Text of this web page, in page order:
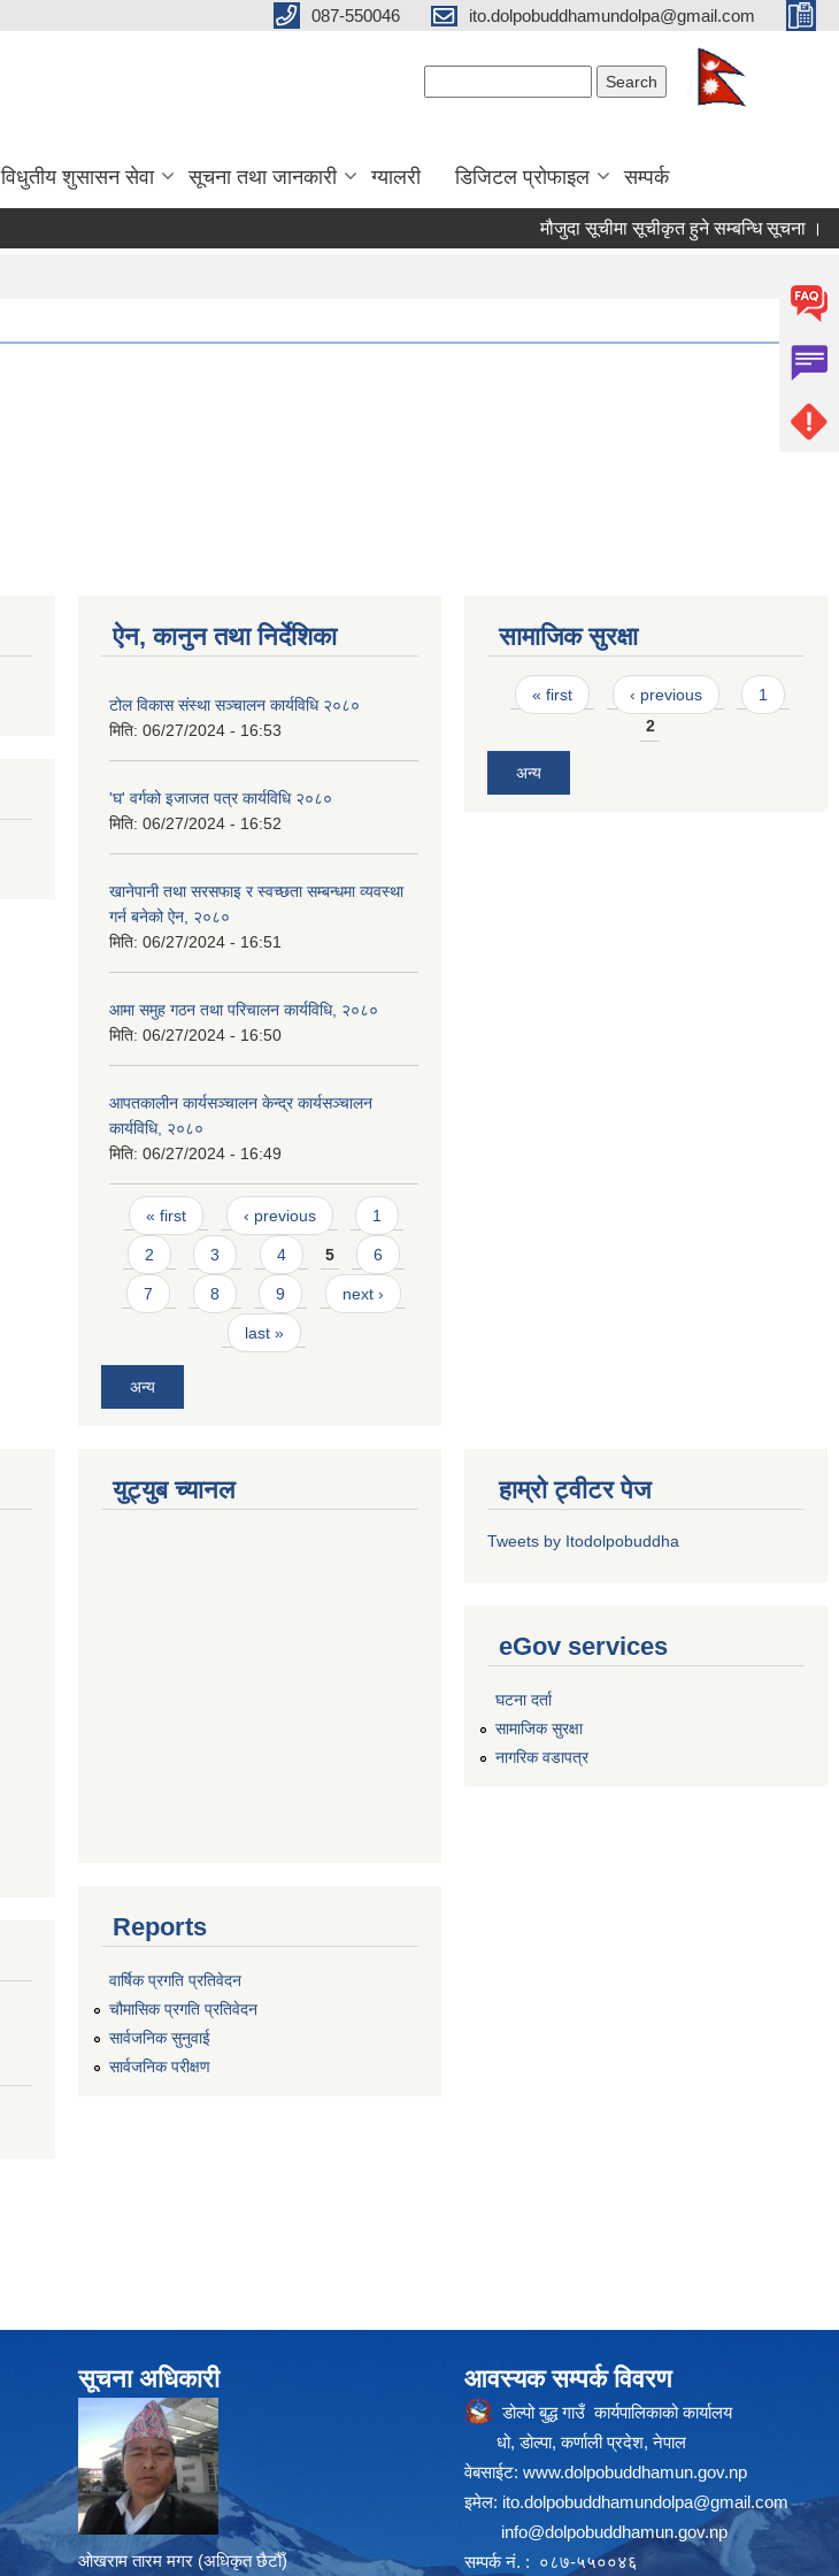
087-550046 ito.dolpobuddhamundolpa@gmail.com
विधुतीय शुसासन सेवा सूचना तथा जानकारी ग्यालरी डिजिटल प्रोफाइल सम्पर्क
मौजुदा सूचीमा सूचीकृत हुने सम्बन्धि सूचना ।
ऐन, कानुन तथा निर्देशिका
टोल विकास संस्था सञ्चालन कार्यविधि २०८०
मिति: 06/27/2024 - 16:53
'घ' वर्गको इजाजत पत्र कार्यविधि २०८०
मिति: 06/27/2024 - 16:52
खानेपानी तथा सरसफाइ र स्वच्छता सम्बन्धमा व्यवस्था
गर्न बनेको ऐन, २०८०
मिति: 06/27/2024 - 16:51
आमा समुह गठन तथा परिचालन कार्यविधि, २०८०
मिति: 06/27/2024 - 16:50
आपतकालीन कार्यसञ्चालन केन्द्र कार्यसञ्चालन
कार्यविधि, २०८०
मिति: 06/27/2024 - 16:49
Pages
« first ‹ previous 1
2 3 4 5 6
7 8 9 next ›
last »
अन्य
सामाजिक सुरक्षा
Pages
« first ‹ previous
1
2
अन्य
युट्युब च्यानल
Reports
वार्षिक प्रगति प्रतिवेदन
चौमासिक प्रगति प्रतिवेदन
सार्वजनिक सुनुवाई
सार्वजनिक परीक्षण
हाम्रो ट्वीटर पेज
Tweets by Itodolpobuddha
eGov services
घटना दर्ता
सामाजिक सुरक्षा
नागरिक वडापत्र
सूचना अधिकारी
ओखराम तारम मगर (अधिकृत छैटौँ)
आवस्यक सम्पर्क विवरण
डोल्पो बुद्ध गाउँ कार्यपालिकाको कार्यालय
धो, डोल्पा, कर्णाली प्रदेश, नेपाल
वेबसाईट: www.dolpobuddhamun.gov.np
इमेल: ito.dolpobuddhamundolpa@gmail.com
info@dolpobuddhamun.gov.np
सम्पर्क नं. : ०८७-५५००४६